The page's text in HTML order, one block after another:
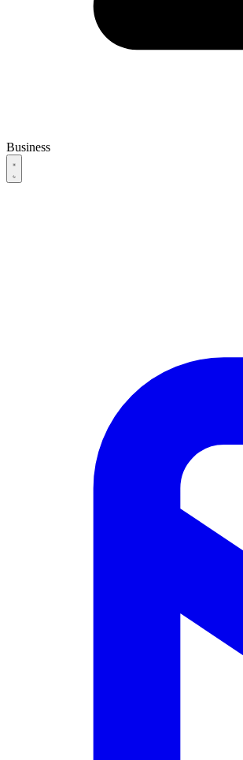
Business